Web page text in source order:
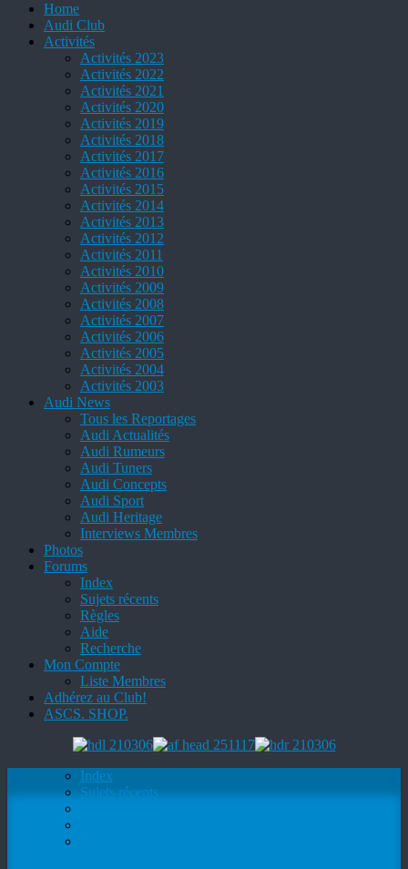
Home
Audi Club
Activités
Activités 2023
Activités 2022
Activités 2021
Activités 2020
Activités 2019
Activités 2018
Activités 2017
Activités 2016
Activités 2015
Activités 2014
Activités 2013
Activités 2012
Activités 2011
Activités 2010
Activités 2009
Activités 2008
Activités 2007
Activités 2006
Activités 2005
Activités 2004
Activités 2003
Audi News
Tous les Reportages
Audi Actualités
Audi Rumeurs
Audi Tuners
Audi Concepts
Audi Sport
Audi Heritage
Interviews Membres
Photos
Forums
Index
Sujets récents
Règles
Aide
Recherche
Mon Compte
Liste Membres
Adhérez au Club!
ASCS. SHOP.
Index
Sujets récents